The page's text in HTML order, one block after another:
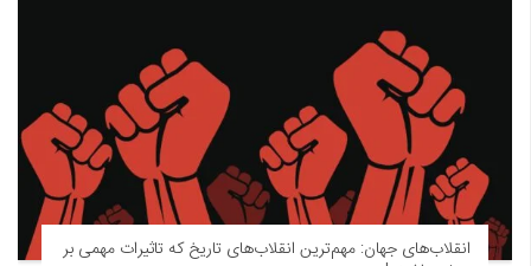
انقلاب‌های جهان: مهم‌ترین انقلاب‌های تاریخ که تاثیرات مهمی بر